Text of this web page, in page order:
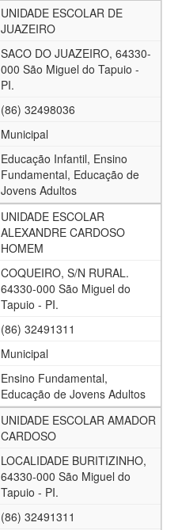
UNIDADE ESCOLAR DE
JUAZEIRO
SACO DO JUAZEIRO, 64330-
000 São Miguel do Tapuio -
PI.
(86) 32498036
Municipal
Educação Infantil, Ensino
Fundamental, Educação de
Jovens Adultos
UNIDADE ESCOLAR
ALEXANDRE CARDOSO
HOMEM
COQUEIRO, S/N RURAL.
64330-000 São Miguel do
Tapuio - PI.
(86) 32491311
Municipal
Ensino Fundamental,
Educação de Jovens Adultos
UNIDADE ESCOLAR AMADOR
CARDOSO
LOCALIDADE BURITIZINHO,
64330-000 São Miguel do
Tapuio - PI.
(86) 32491311